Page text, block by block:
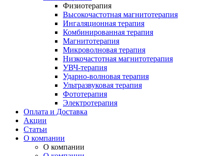
Физиотерапия
Высокочастотная магнитотерапия
Ингаляционная терапия
Комбинированная терапия
Магнитотерапия
Микроволновая терапия
Низкочастотная магнитотерапия
УВЧ-терапия
Ударно-волновая терапия
Ультразвуковая терапия
Фототерапия
Электротерапия
Оплата и Доставка
Акции
Статьи
О компании
О компании